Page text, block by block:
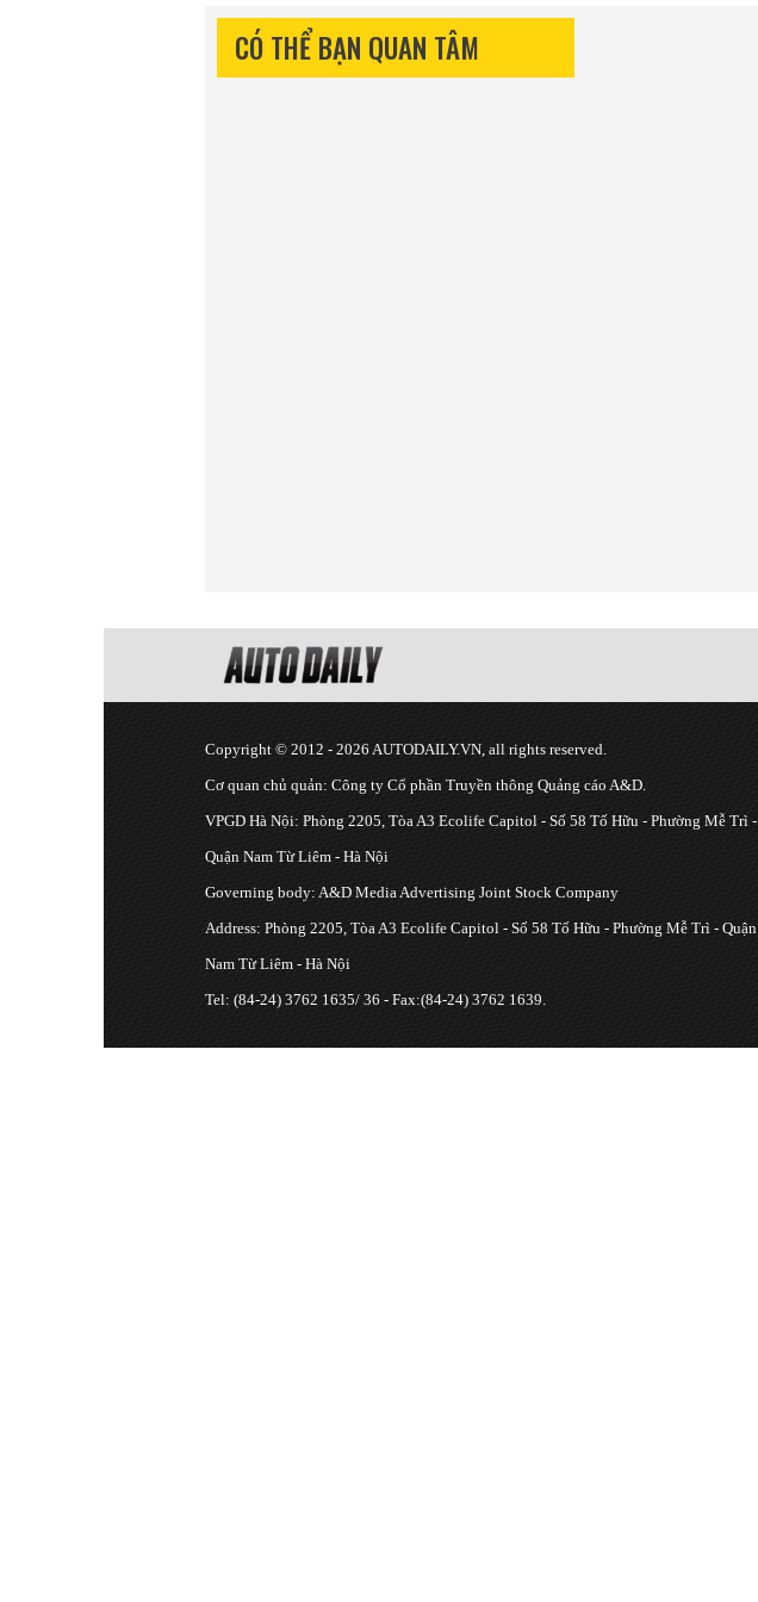
CÓ THỂ BẠN QUAN TÂM
Copyright © 2012 - 2026 AUTODAILY.VN, all rights reserved.
Cơ quan chủ quản: Công ty Cổ phần Truyền thông Quảng cáo A&D.
VPGD Hà Nội: Phòng 2205, Tòa A3 Ecolife Capitol - Số 58 Tố Hữu - Phường Mễ Trì -
Quận Nam Từ Liêm - Hà Nội
Governing body: A&D Media Advertising Joint Stock Company
Address: Phòng 2205, Tòa A3 Ecolife Capitol - Số 58 Tố Hữu - Phường Mễ Trì - Quận
Nam Từ Liêm - Hà Nội
Tel: (84-24) 3762 1635/ 36 - Fax:(84-24) 3762 1639.